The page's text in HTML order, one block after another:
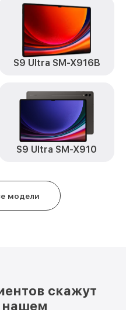
S9 Ultra SM-X916B
S9 Ultra SM-X910
модели
скажут